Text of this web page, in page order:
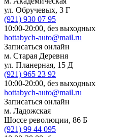
ул. Обручевых, 3 Г
(921) 930 07 95
10:00-20:00, без выходных
hottabych-auto@mail.ru
Записаться онлайн
м. Старая Деревня
ул. Планерная, 15 Д
(921) 965 23 92
10:00-20:00, без выходных
hottabych-auto@mail.ru
Записаться онлайн
м. Ладожская
Шоссе революции, 86 Б
(921) 99 44 095